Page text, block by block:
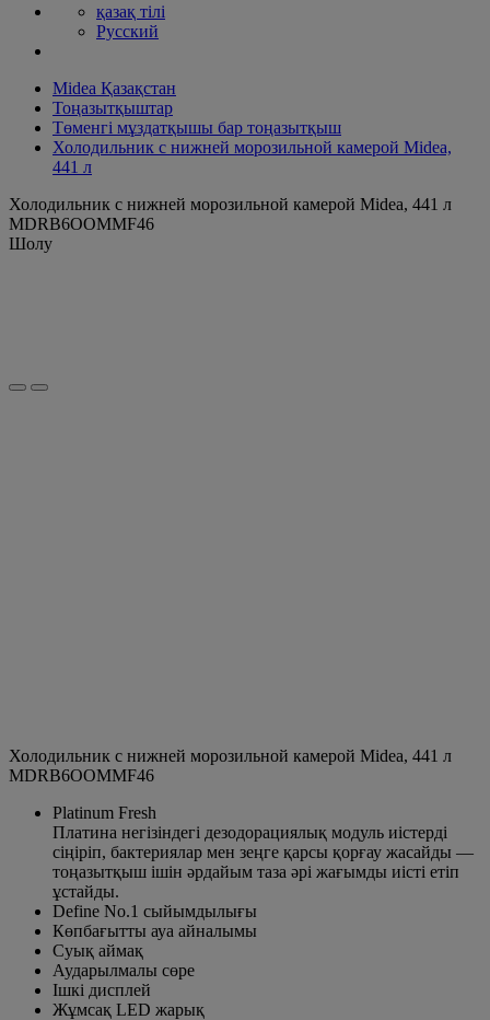
қазақ тілі
Русский
Midea Қазақстан
Тоңазытқыштар
Төменгі мұздатқышы бар тоңазытқыш
Холодильник с нижней морозильной камерой Midea,
441 л
Холодильник с нижней морозильной камерой Midea, 441 л
MDRB6OOMMF46
Шолу
Холодильник с нижней морозильной камерой Midea, 441 л
MDRB6OOMMF46
Platinum Fresh
Платина негізіндегі дезодорациялық модуль иістерді
сіңіріп, бактериялар мен зеңге қарсы қорғау жасайды —
тоңазытқыш ішін әрдайым таза әрі жағымды иісті етіп
ұстайды.
Define No.1 сыйымдылығы
Көпбағытты ауа айналымы
Суық аймақ
Аударылмалы сөре
Ішкі дисплей
Жұмсақ LED жарық